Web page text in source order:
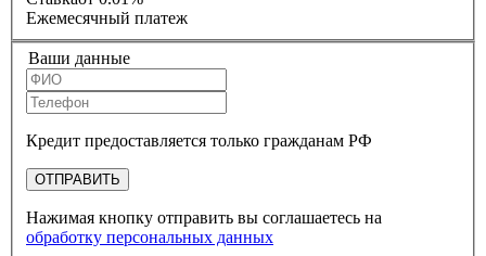
Ежемесячный платеж
Ваши данные
Кредит предоставляется только гражданам РФ
ОТПРАВИТЬ
Нажимая кнопку отправить вы соглашаетесь на
обработку персональных данных